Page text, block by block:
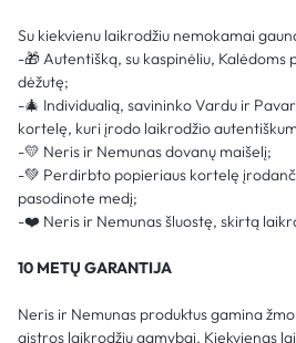
Su kiekvienu laikrodžiu nemokamai
-🎁 Autentišką, su kaspinėliu, Kalėdoms
dėžutę;
-🎄 Individualią, savininko Vardu ir
kortelę, kuri įrodo laikrodžio
-💛 Neris ir Nemunas dovanų maišelį;
-💚 Perdirbto popieriaus kortelę
pasodinote medį;
-❤️ Neris ir Nemunas šluostę, skirtą
10 METŲ GARANTIJA
Neris ir Nemunas produktus gamina
aistros laikrodžių gamybai. Kiekvienas